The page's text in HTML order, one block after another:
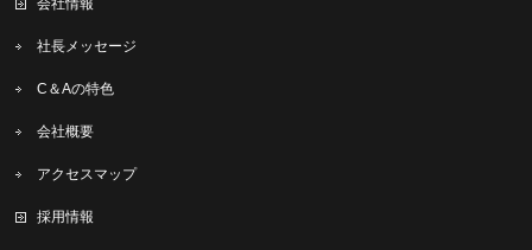
会社情報
社長メッセージ
C＆Aの特色
会社概要
アクセスマップ
採用情報